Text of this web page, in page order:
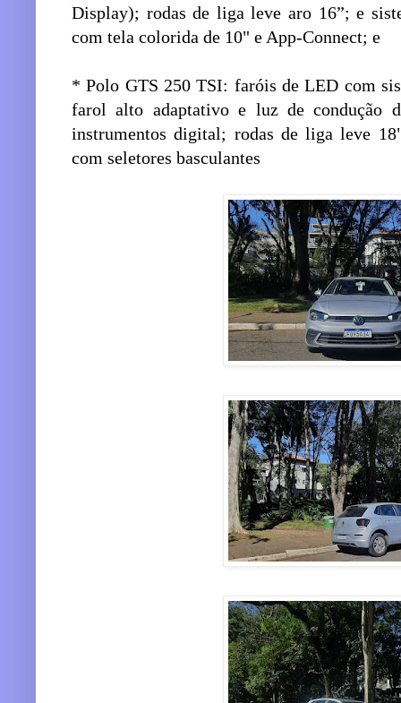
Display); rodas de liga leve aro 16”; e
com tela colorida de 10" e App-Connect; e
* Polo GTS 250 TSI: faróis de LED com
farol alto adaptativo e luz de condução
instrumentos digital; rodas de liga leve
com seletores basculantes